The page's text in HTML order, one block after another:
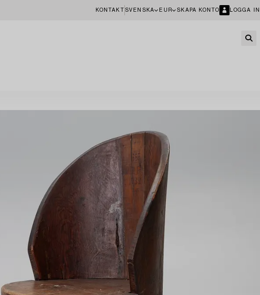
KONTAKT SVENSKA EUR SKAPA KONTO LOGGA IN